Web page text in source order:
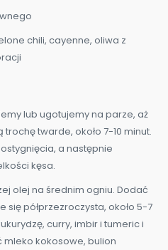
chili, cayenne, oliwa z
lub ugotujemy na parze, aż
twarde, około 7-10 minut.
a następnie
kęsa.
olej na średnim ogniu. Dodać
się półprzezroczysta, około 5-7
curry, imbir i tumeric i
kokosowe, bulion